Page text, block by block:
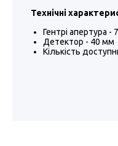
Технічні
Гентрі апертура -
Детектор - 40 мм
Кількість